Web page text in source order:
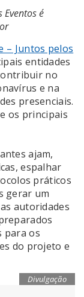
Eventos é
– Juntos pelos
entidades
no
e na
presenciais.
os principais
ajam,
espalhar
práticos
gerar um
autoridades
para os
do projeto e
Divulgação